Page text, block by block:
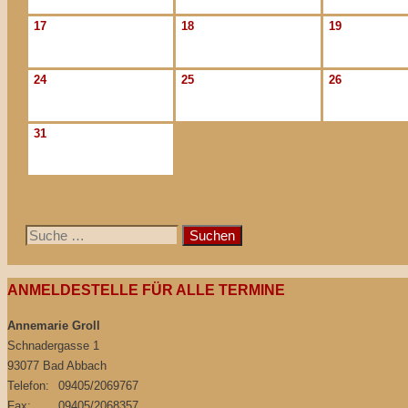
17 18 19
24 25 26
31
Suche
ANMELDESTELLE FÜR ALLE TERMINE
Annemarie Groll
Schnadergasse 1
93077 Bad Abbach
Telefon:
09405/2069767